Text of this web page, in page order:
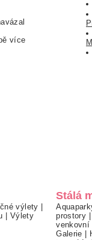
více
výlety
Výlety
Stálá
prostory
venkovní
Galerie